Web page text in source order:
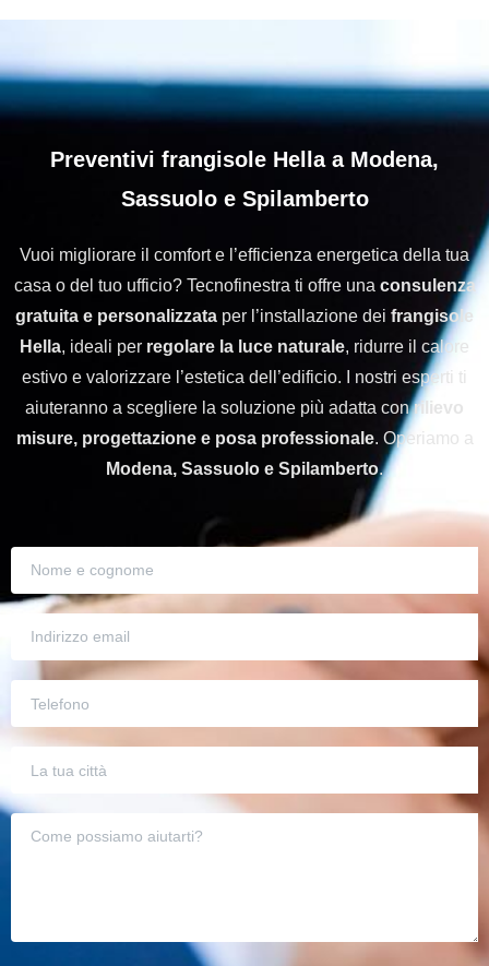
Preventivi frangisole Hella a Modena,
Sassuolo e Spilamberto
Vuoi migliorare il comfort e l’efficienza energetica della tua
casa o del tuo ufficio? Tecnofinestra ti offre una consulenza
gratuita e personalizzata per l’installazione dei frangisole
Hella, ideali per regolare la luce naturale, ridurre il calore
estivo e valorizzare l’estetica dell’edificio. I nostri esperti ti
aiuteranno a scegliere la soluzione più adatta conrilievo
misure, progettazione e posa professionale. Operiamo a
Modena, Sassuolo e Spilamberto.